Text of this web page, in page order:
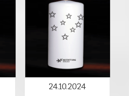
24.10.2024